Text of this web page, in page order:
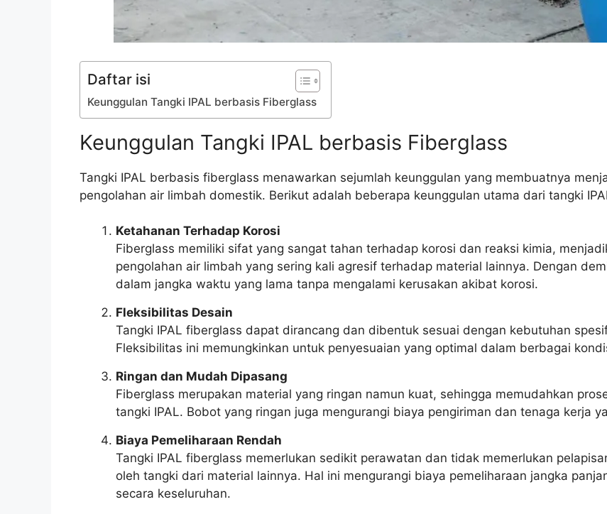
Daftar isi
Keunggulan Tangki IPAL berbasis Fiberglass
Keunggulan Tangki IPAL berbasis Fiberglass
Tangki IPAL berbasis fiberglass menawarkan sejumlah keunggulan yang membuatnya
pengolahan air limbah domestik. Berikut adalah beberapa keunggulan utama dari tangki
Ketahanan Terhadap Korosi
Fiberglass memiliki sifat yang sangat tahan terhadap korosi dan reaksi kimia,
pengolahan air limbah yang sering kali agresif terhadap material lainnya. Dengan
dalam jangka waktu yang lama tanpa mengalami kerusakan akibat korosi.
Fleksibilitas Desain
Tangki IPAL fiberglass dapat dirancang dan dibentuk sesuai dengan kebutuhan
Fleksibilitas ini memungkinkan untuk penyesuaian yang optimal dalam berbagai
Ringan dan Mudah Dipasang
Fiberglass merupakan material yang ringan namun kuat, sehingga memudahkan
tangki IPAL. Bobot yang ringan juga mengurangi biaya pengiriman dan tenaga kerja
Biaya Pemeliharaan Rendah
Tangki IPAL fiberglass memerlukan sedikit perawatan dan tidak memerlukan
oleh tangki dari material lainnya. Hal ini mengurangi biaya pemeliharaan jangka
secara keseluruhan.